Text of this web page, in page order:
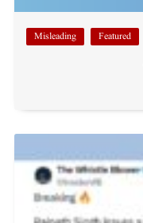
Featured
Misleading